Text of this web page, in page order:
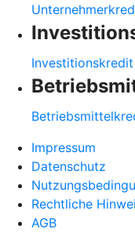
Investitionskredit
Impressum
Datenschutz
Rechtliche
AGB